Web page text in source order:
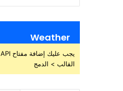
Weather
القالب > الدمج